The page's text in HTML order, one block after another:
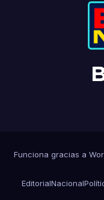
Funciona gracias a
EditorialNacional